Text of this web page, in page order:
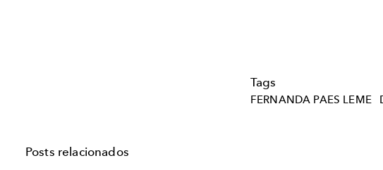
Tags
FERNANDA PAES LEME
Posts relacionados